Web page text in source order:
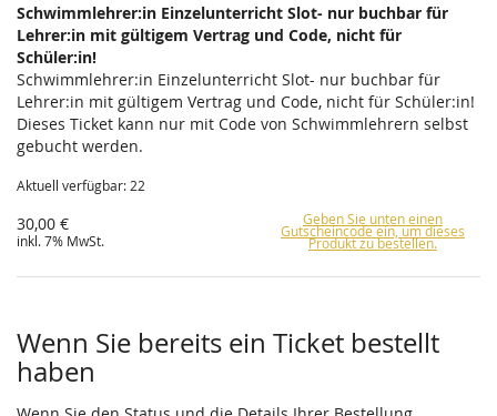
Schwimmlehrer:in Einzelunterricht Slot- nur buchbar für
Lehrer:in mit gültigem Vertrag und Code, nicht für
Schüler:in!
Schwimmlehrer:in Einzelunterricht Slot- nur buchbar für
Lehrer:in mit gültigem Vertrag und Code, nicht für Schüler:in!
Dieses Ticket kann nur mit Code von Schwimmlehrern selbst
gebucht werden.
Aktuell verfügbar: 22
30,00 €
inkl. 7% MwSt.
Geben Sie unten einen
Gutscheincode ein, um dieses
Produkt zu bestellen.
Wenn Sie bereits ein Ticket bestellt
haben